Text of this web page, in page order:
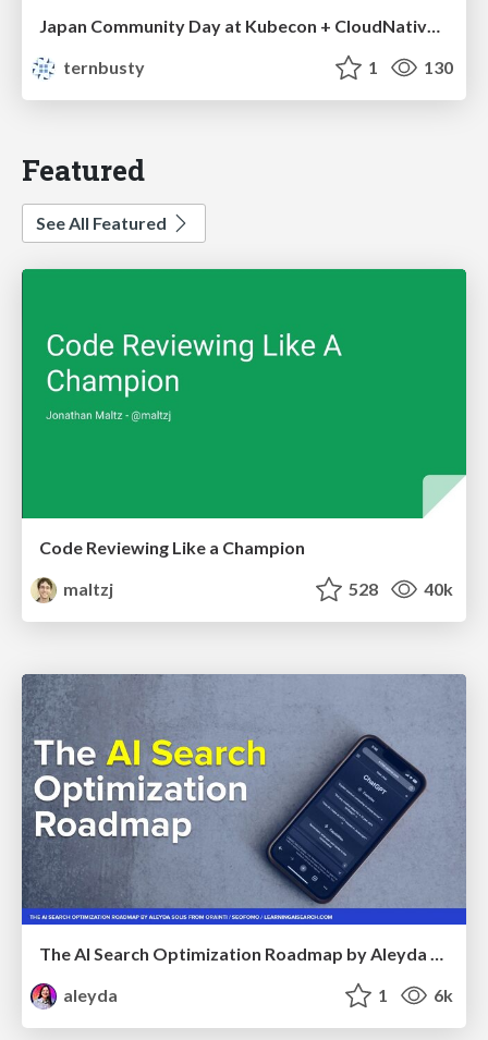
Japan Community Day at Kubecon + CloudNativeCon Japan 2026: Learning Container Privilege Control by Building My Own Low-Level Container Runtime
ternbusty
1 130
Featured
See All Featured
Code Reviewing Like a Champion
maltzj
528 40k
The AI Search Optimization Roadmap by Aleyda Solis
aleyda
1 6k